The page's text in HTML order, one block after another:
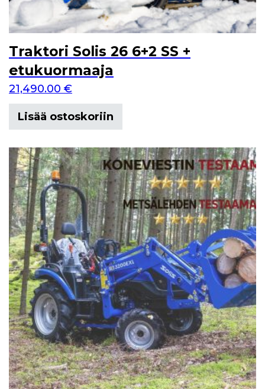
Traktori Solis 26 6+2 SS +
etukuormaaja
21,490.00 €
Lisää ostoskoriin